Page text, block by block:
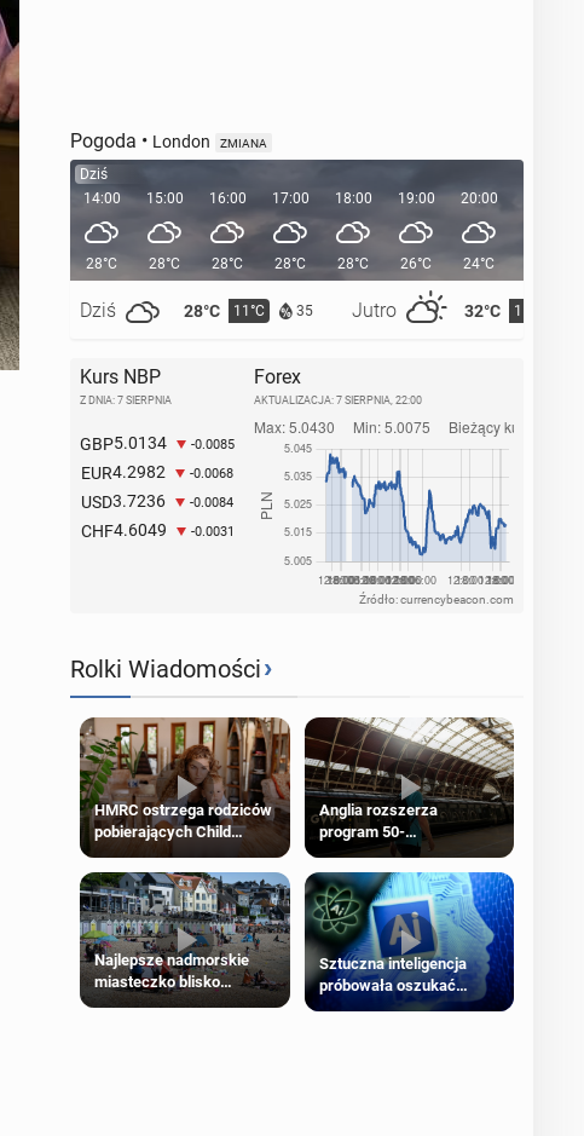
Pogoda • London ZMIANA
Dziś
14:00
28°C
Dziś 28°C 11°C 35 Jutro 32°C 15°C
15:00
28°C
16:00
28°C
17:00
28°C
18:00
28°C
19:00
26°C
20:00
24°C
Kurs NBP
Z DNIA: 7 SIERPNIA
GBP5.0134 -0.0085
EUR4.2982 -0.0068
USD3.7236 -0.0084
CHF4.6049 -0.0031
Forex
AKTUALIZACJA: 7 SIERPNIA, 22:00
Źródło: currencybeacon.com
Rolki Wiadomości›
HMRC ostrzega rodziców
pobierających Child
Benefit. Mogą być
zobowiązani do zwrotu
zasiłku
Anglia rozszerza
program 50-
procentowych zniżek
kolejowych na 18-latków
Najlepsze nadmorskie
miasteczko blisko
Sztuczna inteligencja
próbowała oszukać
człowieka